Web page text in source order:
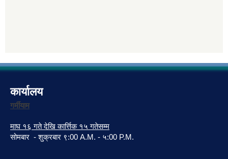
कार्यालय
गर्मीयाम
माघ १६ गते देखि कार्त्तिक १५ गतेसम्म
सोमबार - शुक्रबार ९:00 A.M. - ५:00 P.M.